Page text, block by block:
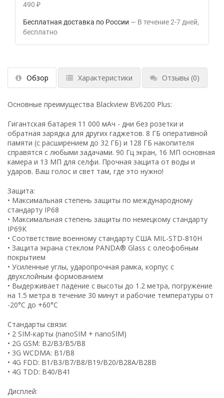
490 ₽
Бесплатная доставка по России В течение2-7 дней
Бесплатно
Обзор Характеристики Отзывы (0)
Основные преимущества Blackview BV6200 Plus:
Гигантская батарея 11 000 мАч - дни без розетки и
обратная зарядка для других гаджетов. 8 ГБ оперативной
памяти (с расширением до 32 ГБ) и 128 ГБ накопителя
справятся с любыми задачами. 90 Гц экран, 16 МП основная
камера и 13 МП для селфи. Прочная защита от воды и
ударов. Ваш голос и свет там, где это нужно!
Защита:
• Максимальная степень защиты по международному
стандарту IP68
• Максимальная степень защиты по немецкому стандарту
IP69K
• Соответствие военному стандарту США MIL-STD-810H
• Защита экрана стеклом PANDA® Glass с олеофобным
покрытием
• Усиленные углы, ударопрочная рамка, корпус с
двухслойным формованием
• Выдерживает падение с высоты до 1.2 метра, погружение
на 1.5 метра в течение 30 минут и рабочие температуры от
-20°C до +60°C
Стандарты связи:
• 2 SIM-карты (nanoSIM + nanoSIM)
• 2G GSM: B2/B3/B5/B8
• 3G WCDMA: B1/B8
• 4G FDD: B1/B3/B7/B8/B19/B20/B28A/B28B
• 4G TDD: B40/B41
Дисплей: